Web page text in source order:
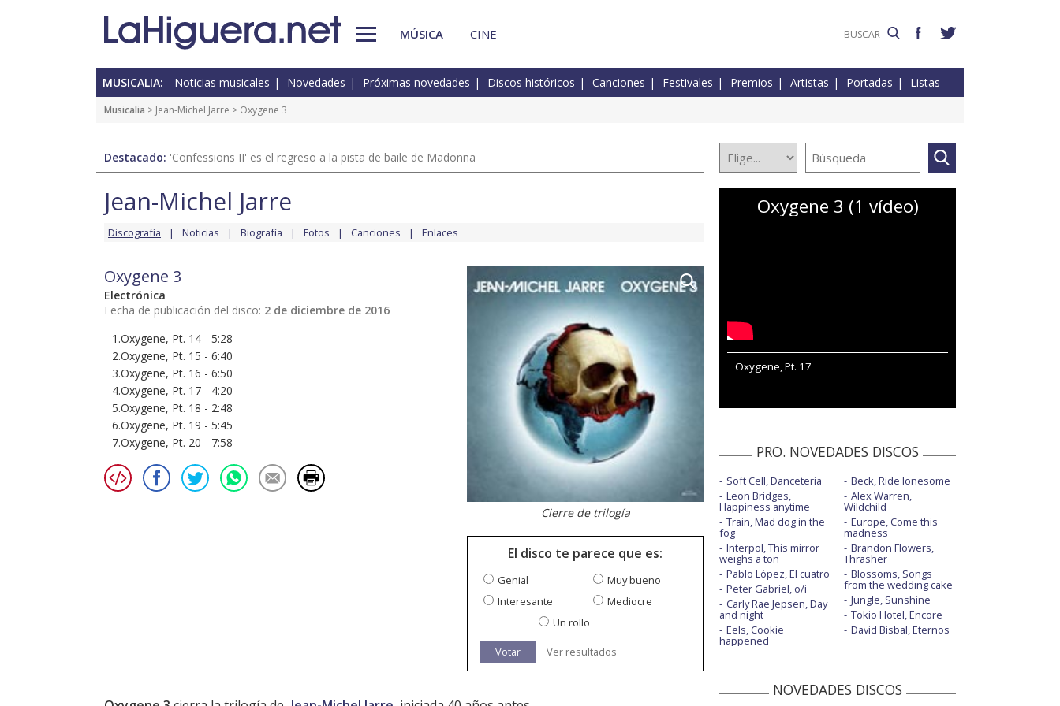
MÚSICA CINE
MUSICALIA: Noticias musicales Novedades Próximas novedades Discos históricos Canciones Festivales Premios Artistas Portadas Listas
Musicalia > Jean-Michel Jarre > Oxygene 3
Destacado: 'Confessions II' es el regreso a la pista de baile de Madonna
Jean-Michel Jarre
Discografía Noticias Biografía Fotos Canciones Enlaces
Oxygene 3
Electrónica
Fecha de publicación del disco: 2 de diciembre de 2016
1.Oxygene, Pt. 14 - 5:28
2.Oxygene, Pt. 15 - 6:40
3.Oxygene, Pt. 16 - 6:50
4.Oxygene, Pt. 17 - 4:20
5.Oxygene, Pt. 18 - 2:48
6.Oxygene, Pt. 19 - 5:45
7.Oxygene, Pt. 20 - 7:58
Cierre de trilogía
El disco te parece que es:
Genial
Muy bueno
Interesante
Mediocre
Un rollo
Votar Ver resultados
Oxygene 3 (1 vídeo)
Oxygene, Pt. 17
PRO. NOVEDADES DISCOS
Soft Cell, Danceteria
Leon Bridges,
Happiness anytime
Train, Mad dog in the
fog
Interpol, This mirror
weighs a ton
Pablo López, El cuatro
Peter Gabriel, o/i
Carly Rae Jepsen, Day
and night
Eels, Cookie
happened
Beck, Ride lonesome
Alex Warren,
Wildchild
Europe, Come this
madness
Brandon Flowers,
Thrasher
Blossoms, Songs
from the wedding cake
Jungle, Sunshine
Tokio Hotel, Encore
David Bisbal, Eternos
NOVEDADES DISCOS